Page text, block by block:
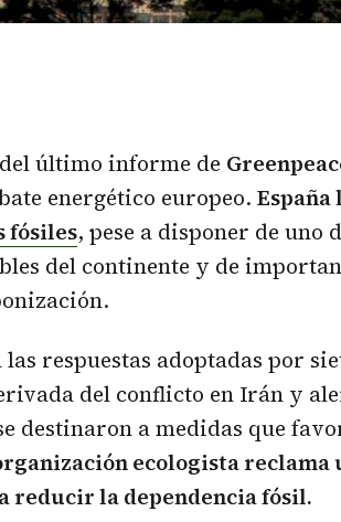
último informe de
energético europeo.España
fósiles, pese a disponer de uno
del continente y de
respuestas adoptadas por
del conflicto en Irán y
destinaron a medidas que
ecologista reclama
reducir la dependencia fósil.